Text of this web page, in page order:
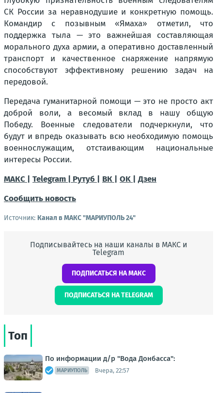
СК России за неравнодушие и конкретную помощь.
Командир с позывным «Ямаха» отметил, что
поддержка тыла — это важнейшая составляющая
морального духа армии, а оперативно доставленный
транспорт и качественное снаряжение напрямую
способствуют эффективному решению задач на
передовой.
Передача гуманитарной помощи — это не просто акт
доброй воли, а весомый вклад в нашу общую
Победу. Военные следователи подчеркнули, что
будут и впредь оказывать всю необходимую помощь
военнослужащим, отстаивающим национальные
интересы России.
МАКС |
Telegram | Рутуб | ВК | OK |
Дзен
Сообщить новость
Источник: Канал в МАКС "МАРИУПОЛЬ 24"
Подписывайтесь на наши каналы в МАКС и
Telegram
ПОДПИСАТЬСЯ НА МАКС
ПОДПИСАТЬСЯ НА TELEGRAM
Топ
По информации д/р "Вода Донбасса":
МАРИУПОЛЬ Вчера, 22:57